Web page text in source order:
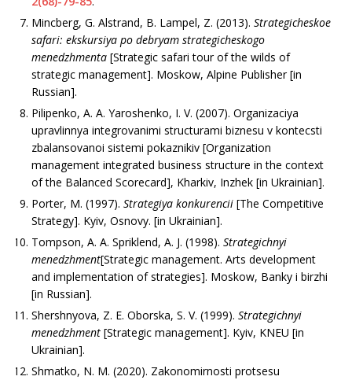
Mincberg, G. Alstrand, B. Lampel, Z. (2013). Strategicheskoe
safari: ekskursiya po debryam strategicheskogo
menedzhmenta [Strategic safari tour of the wilds of
strategic management]. Moskow, Alpine Publisher [in
Russian].
Pilipenko, A. A. Yaroshenko, I. V. (2007). Organizaciya
upravlinnya integrovanimi structurami biznesu v kontecsti
zbalansovanoi sistemi pokaznikiv [Organization
management integrated business structure in the context
of the Balanced Scorecard], Kharkiv, Inzhek [in Ukrainian].
Porter, M. (1997). Strategiya konkurencii [The Competitive
Strategy]. Kyiv, Osnovy. [in Ukrainian].
Tompson, A. A. Spriklend, A. J. (1998). Strategichnyi
menedzhment[Strategic management. Arts development
and implementation of strategies]. Moskow, Banky i birzhi
[in Russian].
Shershnyova, Z. E. Oborska, S. V. (1999). Strategichnyi
menedzhment [Strategic management]. Kyiv, KNEU [in
Ukrainian].
Shmatko, N. M. (2020). Zakonomirnosti protsesu